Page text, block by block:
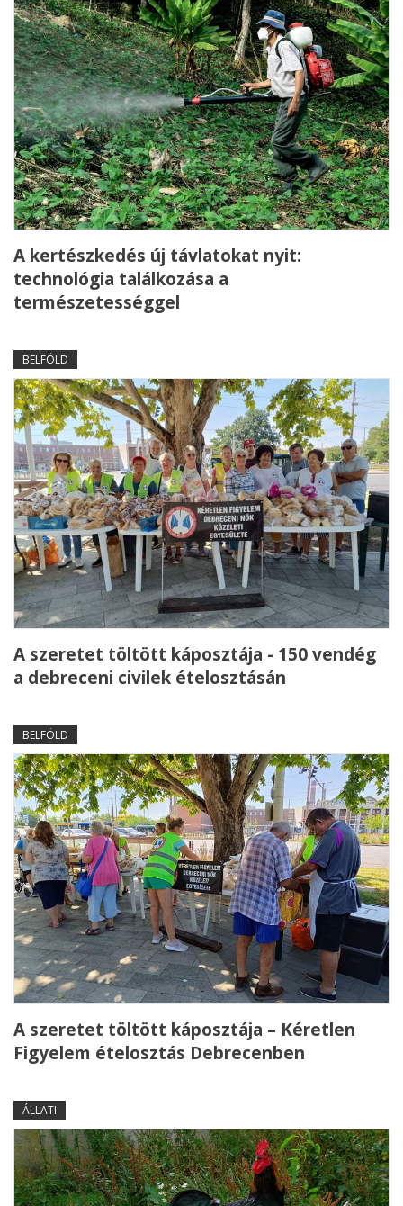
A kertészkedés új távlatokat nyit:
technológia találkozása a
természetességgel
BELFÖLD
A szeretet töltött káposztája - 150 vendég
a debreceni civilek ételosztásán
BELFÖLD
A szeretet töltött káposztája – Kéretlen
Figyelem ételosztás Debrecenben
ÁLLATI